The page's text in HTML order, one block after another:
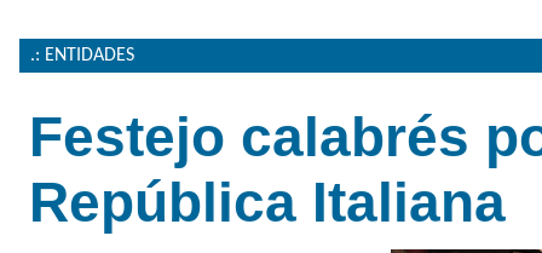
.: ENTIDADES
Festejo calabrés
República Italiana